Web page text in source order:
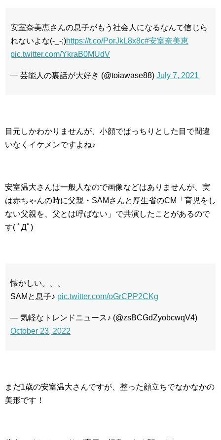
安室奈美恵さんの息子がもう社会人になるなんて信じら
れないよな(-_-;)https://t.co/PorJkL8x8c#安室奈美恵
pic.twitter.com/YkraB0MUdV
— 芸能人の裏話が大好き (@toiawase88) July 7, 2021
目元しかわかりませんが、小顔でぱっちりとした目で間違
いなくイケメンですよね♪
安室温大さんは一般人なので画像などはありませんが、実
は赤ちゃんの時に父親・SAMさんと厚生省のCM「育児をし
ない父親を、父とは呼ばない」で共演したことがあるので
す( ﾟДﾟ)
懐かしい。。。
SAMと息子♪ pic.twitter.com/oGrCPP2CKg
— 気軽なトレンドニュース♪ (@zsBCGdZyobcwqV4)
October 23, 2022
まだ1歳の安室温大さんですが、整った顔立ちでなかなかの
美形です！